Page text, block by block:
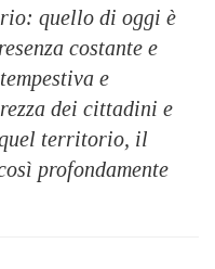
quello di oggi è
costante e
e
dei cittadini e
territorio, il
profondamente